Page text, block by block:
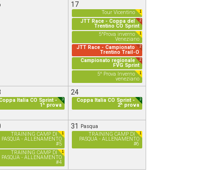
17
1
Tour Vicentino
2
JTT Race - Coppa del
Trentino CO Sprint
1
5^Prova inverno
Veneziano
2
JTT Race - Campionato
Trentino Trail-O
2
Campionato regionale
FVG Sprint
1
5^ Prova Inverno
veneziano
3
Italia CO Sprint -
1^ prova
24
3
Coppa Italia CO Sprint -
2^ prova
1
TRAINING CAMP DI
PASQUA - ALLENAMENTO
#5
1
TRAINING CAMP DI
PASQUA - ALLENAMENTO
#4
31 Pasqua
1
TRAINING CAMP DI
PASQUA - ALLENAMENTO
#6